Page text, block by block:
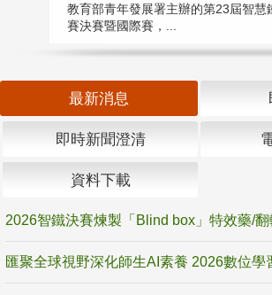
教育部青年發展署主辦的第23屆智慧
賽決賽暨國際賽，...
最新消息
即時新聞澄清
資料下載
2026智鐵決賽煉製「Blind box」特效藥/